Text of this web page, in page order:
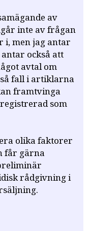
av
inte av frågan
i, men jag antar
också att
avtal om
fall i artiklarna
framtvinga
som
olika faktorer
får gärna
rådgivning i